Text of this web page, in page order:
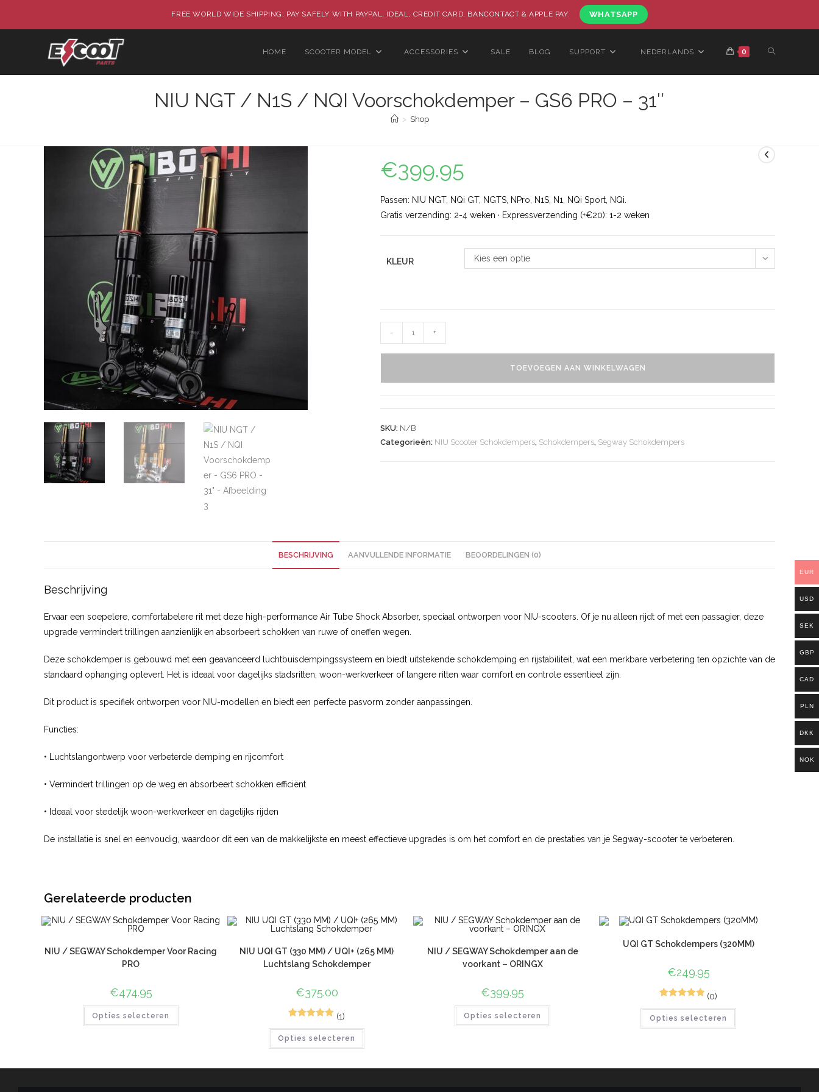
FREE WORLD WIDE SHIPPING, PAY SAFELY WITH PAYPAL, IDEAL, CREDIT CARD, BANCONTACT & APPLE PAY. WHATSAPP
HOME SCOOTER MODEL ACCESSORIES SALE BLOG SUPPORT NEDERLANDS 0
NIU NGT / N1S / NQI Voorschokdemper – GS6 PRO – 31″
> Shop
€399.95
Passen: NIU NGT, NQi GT, NGTS, NPro, N1S, N1, NQi Sport, NQi.
Gratis verzending: 2-4 weken · Expressverzending (+€20): 1-2 weken
KLEUR Kies een optie
- +
TOEVOEGEN AAN WINKELWAGEN
SKU: N/B
Categorieën: NIU Scooter Schokdempers, Schokdempers, Segway Schokdempers
BESCHRIJVING AANVULLENDE INFORMATIE BEOORDELINGEN (0)
Beschrijving
Ervaar een soepelere, comfortabelere rit met deze high-performance Air Tube Shock Absorber, speciaal ontworpen voor NIU-scooters. Of je nu alleen rijdt of met een passagier, deze
upgrade vermindert trillingen aanzienlijk en absorbeert schokken van ruwe of oneffen wegen.
Deze schokdemper is gebouwd met een geavanceerd luchtbuisdempingssysteem en biedt uitstekende schokdemping en rijstabiliteit, wat een merkbare verbetering ten opzichte van de
standaard ophanging oplevert. Het is ideaal voor dagelijks stadsritten, woon-werkverkeer of langere ritten waar comfort en controle essentieel zijn.
Dit product is specifiek ontworpen voor NIU-modellen en biedt een perfecte pasvorm zonder aanpassingen.
Functies:
• Luchtslangontwerp voor verbeterde demping en rijcomfort
• Vermindert trillingen op de weg en absorbeert schokken efficiënt
• Ideaal voor stedelijk woon-werkverkeer en dagelijks rijden
De installatie is snel en eenvoudig, waardoor dit een van de makkelijkste en meest effectieve upgrades is om het comfort en de prestaties van je Segway-scooter te verbeteren.
Gerelateerde producten
NIU / SEGWAY Schokdemper Voor Racing
PRO
€474.95
Opties selecteren
NIU UQI GT (330 MM) / UQI+ (265 MM)
Luchtslang Schokdemper
€375.00
5.00op 5
(1)
Opties selecteren
NIU / SEGWAY Schokdemper aan de
voorkant – ORINGX
€399.95
Opties selecteren
UQI GT Schokdempers (320MM)
€249.95
5.00 op 5
(0)
Opties selecteren
EUR
USD
SEK
GBP
CAD
PLN
DKK
NOK